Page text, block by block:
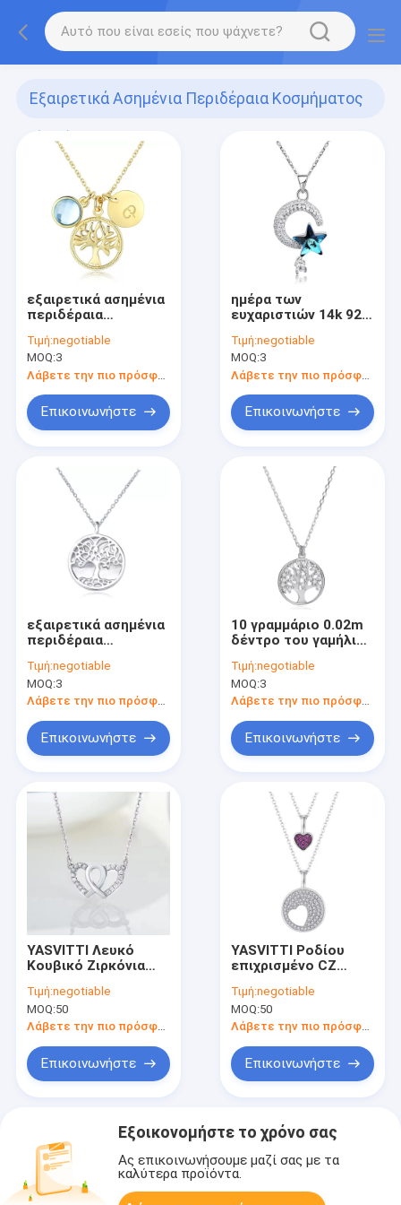
Εξαιρετικά Ασημένια Περιδέραια Κοσμήματος
(106)
εξαιρετικά ασημένια
περιδέραια
Τιμή:negotiable
MOQ:3
Λάβετε την πιο πρόσφατη τιμή
Επικοινωνήστε
ημέρα των
ευχαριστιών 14k 925
κρυστάλλου ήλιων
και φεγγαριών 18.1in
4.2g ασημένιο
περιδέραιο
Τιμή:negotiable
MOQ:3
Επικοινωνήστε
εξαιρετικά ασημένια
περιδέραια
επένδυσης 0.6in PVD
περιδέραιο του CZ
10 γραμμαρίου
Τιμή:negotiable
MOQ:3
Λάβετε την πιο πρόσφατη τιμή
Επικοινωνήστε
10 γραμμάριο 0.02m
δέντρο του γαμήλιου
περιδεραίου
περιδεραίων
κρεμαστών
Τιμή:negotiable
MOQ:3
Επικοινωνήστε
YASVITTI Λευκό
Κουβικό Ζιρκόνια
Διπλό Στερλίνγκ
Ασημένιο Χάρτινο
Κολιέ Κοσμήματα Για
Βαλεντίνου
Τιμή:negotiable
MOQ:50
Λάβετε την πιο πρόσφατη τιμή
Επικοινωνήστε
YASVITTI Ροδίου
επιχρισμένο CZ
Silver Ζιρκόν
Κοσμήματα
εξατομικευμένα
Καρδιά Μαντάρι
Κολιέ
Τιμή:negotiable
MOQ:50
Λάβετε την πιο πρόσφατη τιμή
Επικοινωνήστε
Εξοικονομήστε το χρόνο σας
Ας επικοινωνήσουμε μαζί σας με τα
καλύτερα προϊόντα.